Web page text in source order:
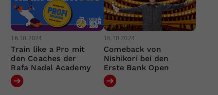
16.10.2024
Train like a Pro mit
den Coaches der
Rafa Nadal Academy
16.10.2024
Comeback von
Nishikori bei den
Erste Bank Open